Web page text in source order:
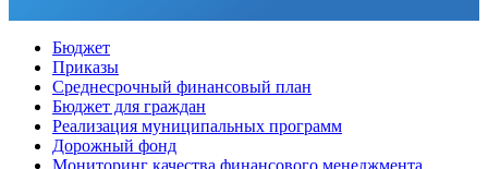
Бюджет
Приказы
Среднесрочный финансовый план
Бюджет для граждан
Реализация муниципальных программ
Дорожный фонд
Мониторинг качества финансового менеджмента